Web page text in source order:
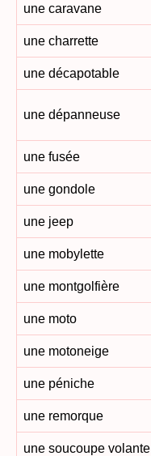
une caravane
une charrette
une décapotable
une dépanneuse
une fusée
une gondole
une jeep
une mobylette
une montgolfière
une moto
une motoneige
une péniche
une remorque
une soucoupe volante